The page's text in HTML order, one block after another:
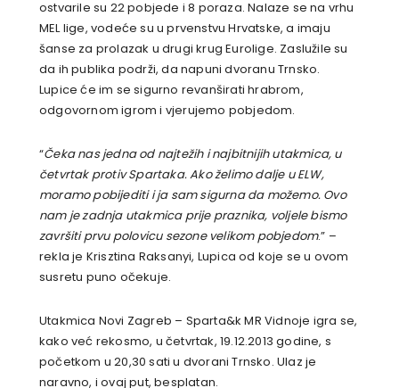
ostvarile su 22 pobjede i 8 poraza. Nalaze se na vrhu
MEL lige, vodeće su u prvenstvu Hrvatske, a imaju
šanse za prolazak u drugi krug Eurolige. Zaslužile su
da ih publika podrži, da napuni dvoranu Trnsko.
Lupice će im se sigurno revanširati hrabrom,
odgovornom igrom i vjerujemo pobjedom.
“Čeka nas jedna od najtežih i najbitnijih utakmica, u
četvrtak protiv Spartaka. Ako želimo dalje u ELW,
moramo pobijediti i ja sam sigurna da možemo. Ovo
nam je zadnja utakmica prije praznika, voljele bismo
završiti prvu polovicu sezone velikom pobjedom.” –
rekla je Krisztina Raksanyi, Lupica od koje se u ovom
susretu puno očekuje.
Utakmica Novi Zagreb – Sparta&k MR Vidnoje igra se,
kako već rekosmo, u četvrtak, 19.12.2013 godine, s
početkom u 20,30 sati u dvorani Trnsko. Ulaz je
naravno, i ovaj put, besplatan.